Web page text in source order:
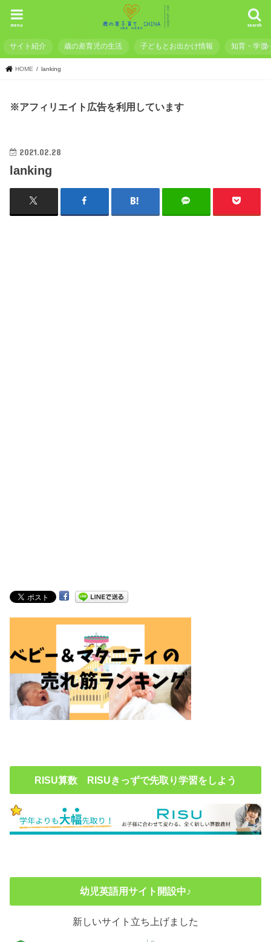
search
menu
サイト紹介 歳の差育児の生活 子どもとお出かけ情報 知育・学習
HOME lanking
※アフィリエイト広告を利用しています
2021.02.28
lanking
RISU算数 RISUきっずで先取り学習をしよう
幼児英語用サイト開設中♪
新しいサイト立ち上げました